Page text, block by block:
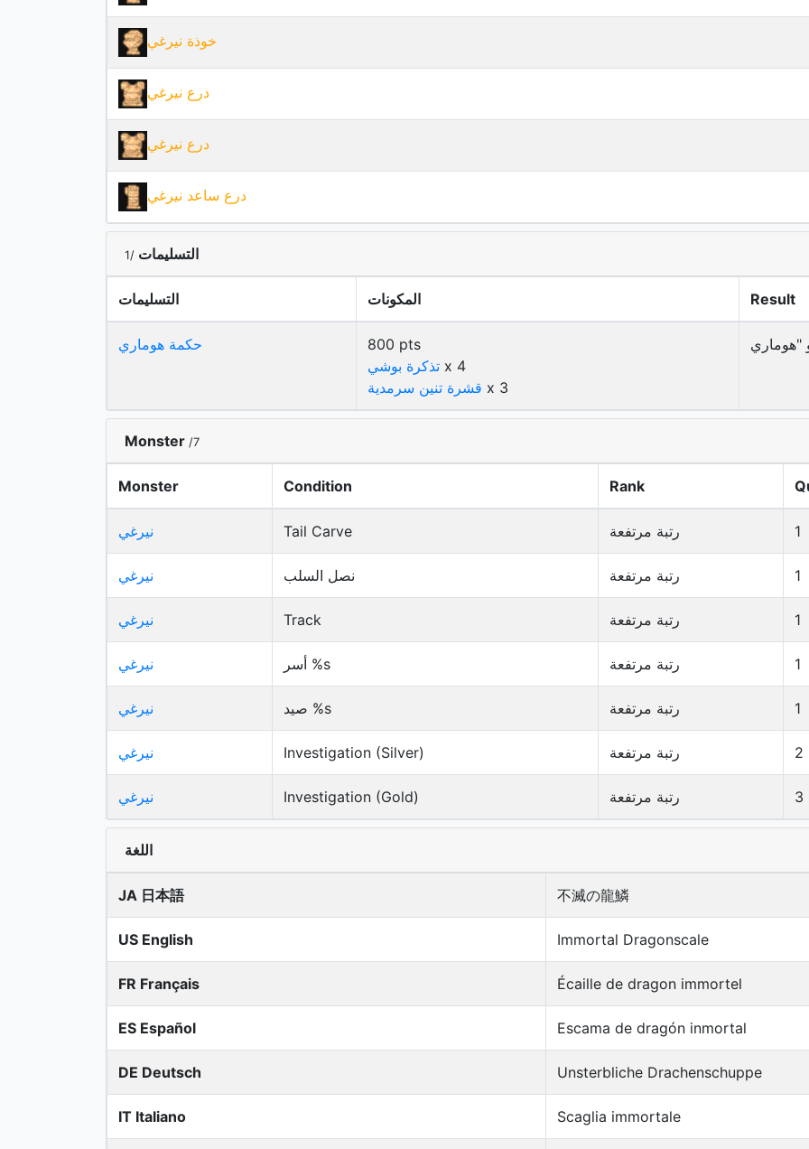
خوذة نيرغي
درع نيرغي
درع نيرغي
درع ساعد نيرغي
التسليمات /1
التسليمات المكونات Result
حكمة هوماري
800 pts
تذكرة بوشي x 4
قشرة تنين سرمدية x 3
Monster /7
Monster Condition Rank
نيرغي Tail Carve رتبة مرتفعة 1
نيرغي نصل السلب رتبة مرتفعة 1
نيرغي Track رتبة مرتفعة 1
نيرغي أسر %s رتبة مرتفعة 1
نيرغي صيد %s رتبة مرتفعة 1
نيرغي Investigation (Silver) رتبة مرتفعة 2
نيرغي Investigation (Gold) رتبة مرتفعة 3
اللغة
JA 日本語 不滅の龍鱗
US English Immortal Dragonscale
FR Français Écaille de dragon immortel
ES Español Escama de dragón inmortal
DE Deutsch Unsterbliche Drachenschuppe
IT Italiano Scaglia immortale